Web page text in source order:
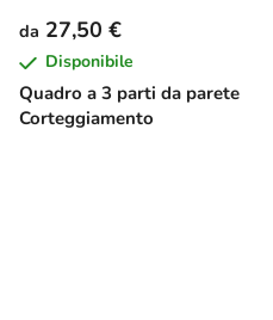
Quadro a 3 parti da parete
Corteggiamento
da 27,50 €
Disponibile